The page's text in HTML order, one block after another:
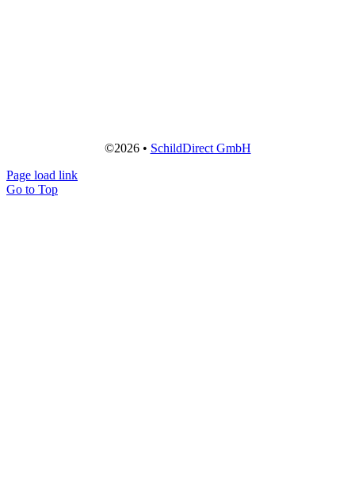
©2026 • SchildDirect GmbH
Page load link
Go to Top